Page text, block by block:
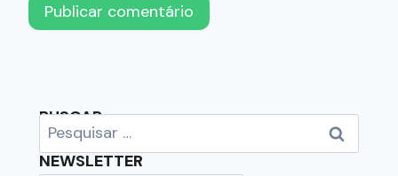
BUSCAR
NEWSLETTER